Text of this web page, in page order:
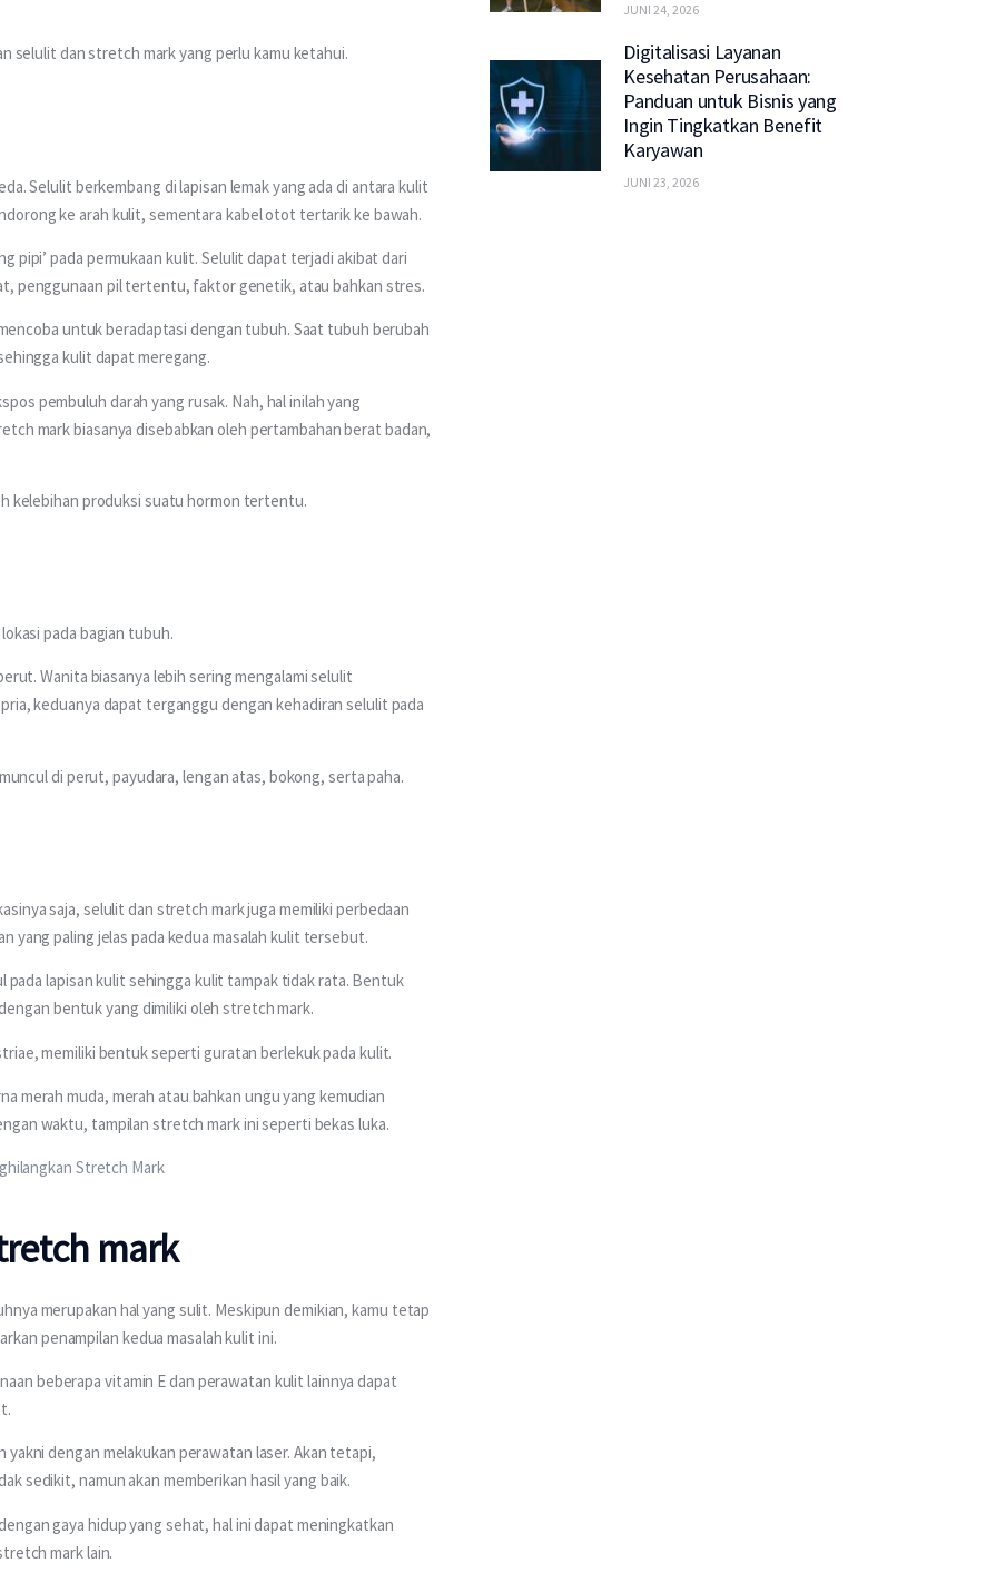
selulit dan stretch mark yang perlu kamu ketahui.
Selulit berkembang di lapisan lemak yang ada di antara kulit
ke arah kulit, sementara kabel otot tertarik ke bawah.
pipi’ pada permukaan kulit. Selulit dapat terjadi akibat dari
penggunaan pil tertentu, faktor genetik, atau bahkan stres.
untuk beradaptasi dengan tubuh. Saat tubuh berubah
kulit dapat meregang.
pembuluh darah yang rusak. Nah, hal inilah yang
mark biasanya disebabkan oleh pertambahan berat badan,
kelebihan produksi suatu hormon tertentu.
pada bagian tubuh.
Wanita biasanya lebih sering mengalami selulit
keduanya dapat terganggu dengan kehadiran selulit pada
di perut, payudara, lengan atas, bokong, serta paha.
saja, selulit dan stretch mark juga memiliki perbedaan
yang paling jelas pada kedua masalah kulit tersebut.
lapisan kulit sehingga kulit tampak tidak rata. Bentuk
bentuk yang dimiliki oleh stretch mark.
memiliki bentuk seperti guratan berlekuk pada kulit.
merah muda, merah atau bahkan ungu yang kemudian
waktu, tampilan stretch mark ini seperti bekas luka.
Stretch Mark
mark
merupakan hal yang sulit. Meskipun demikian, kamu tetap
penampilan kedua masalah kulit ini.
beberapa vitamin E dan perawatan kulit lainnya dapat
dengan melakukan perawatan laser. Akan tetapi,
sedikit, namun akan memberikan hasil yang baik.
gaya hidup yang sehat, hal ini dapat meningkatkan
mark lain.
JUNI 24, 2026
Digitalisasi Layanan
Kesehatan Perusahaan:
Panduan untuk Bisnis yang
Ingin Tingkatkan Benefit
Karyawan
JUNI 23, 2026